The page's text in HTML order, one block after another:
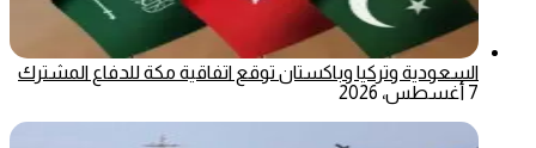
السعودية وتركيا وباكستان توقع اتفاقية مكة للدفاع المشترك
7 أغسطس، 2026